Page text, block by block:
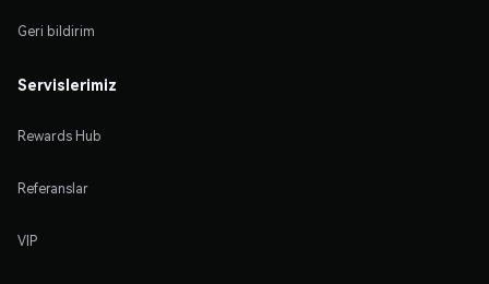
Geri bildirim
Servislerimiz
Rewards Hub
Referanslar
VIP